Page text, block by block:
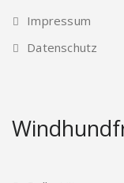
Impressum
Datenschutz